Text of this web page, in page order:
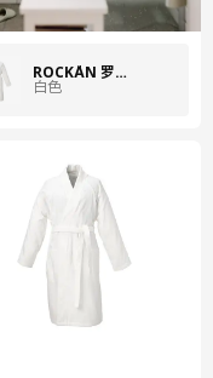
ROCKÅN 罗克翁
白色